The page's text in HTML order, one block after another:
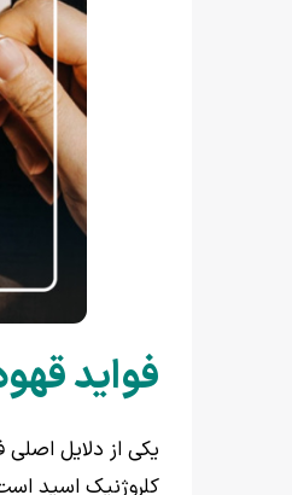
فواید
یکی از دلایل
کلروژنیک اسید